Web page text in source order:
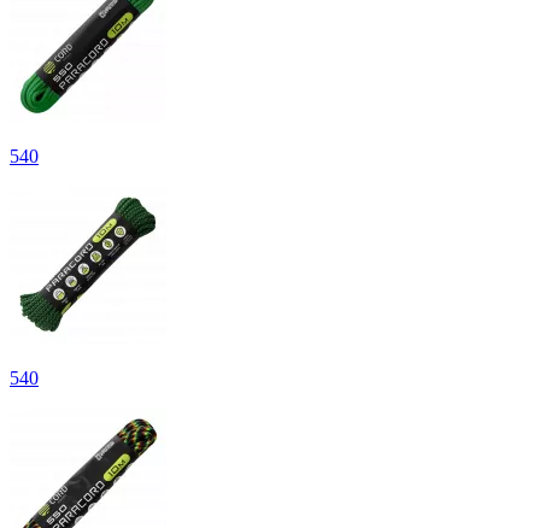
540
540